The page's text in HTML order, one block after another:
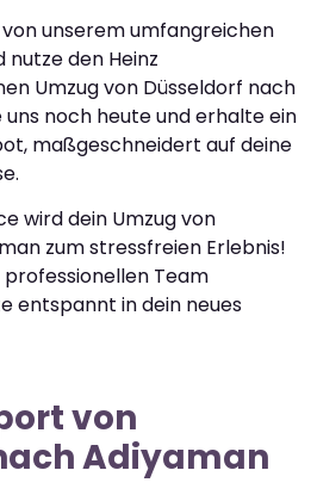
unserem umfangreichen
nutze den Heinz
Umzug von Düsseldorf nach
noch heute und erhalte ein
maßgeschneidert auf deine
wird dein Umzug von
zum stressfreien Erlebnis!
professionellen Team
entspannt in dein neues
von
Adiyaman